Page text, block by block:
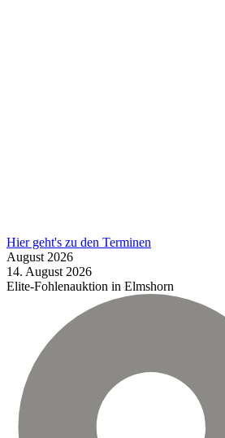
Hier geht's zu den Terminen
August 2026
14. August 2026
Elite-Fohlenauktion in Elmshorn